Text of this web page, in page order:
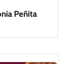
Peñita